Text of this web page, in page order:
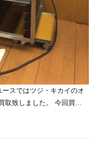
スではツジ・キカイのオ
取致しました。 今回買…